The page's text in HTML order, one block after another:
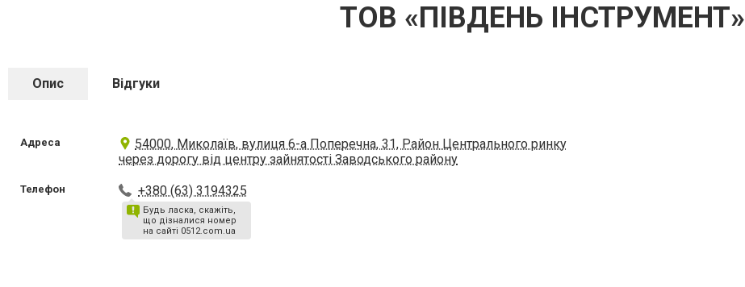
ТОВ «ПІВДЕНЬ ІНСТРУМЕНТ»
Опис Відгуки
Адреса
54000, Миколаїв, вулиця 6-а Поперечна, 31, Район Центрального ринку
через дорогу від центру зайнятості Заводського району
Телефон +380 (63) 3194325
Будь ласка, скажіть,
що дізналися номер
на сайті 0512.com.ua